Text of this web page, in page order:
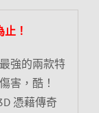
！
強的兩款特
害，酷！
憑藉傳奇